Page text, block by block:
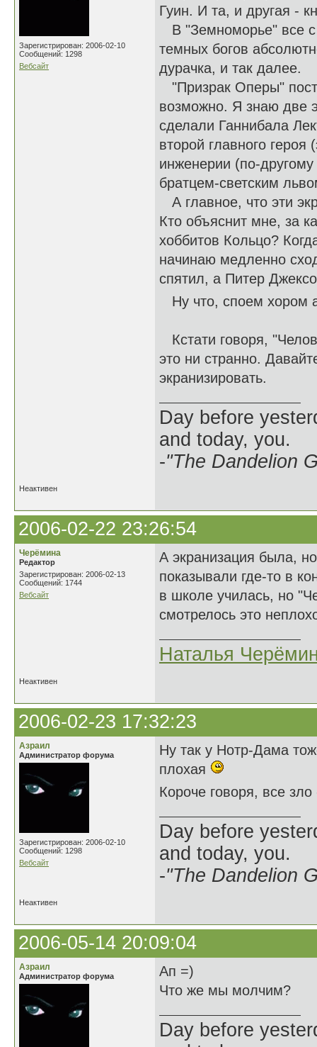
Зарегистрирован: 2006-02-10
Сообщений: 1298
Вебсайт
Гуин. И та, и другая -
В "Земноморье" все с
темных богов
дурачка, и так далее.
"Призрак Оперы"
возможно. Я знаю две
сделали Ганнибала
второй главного
инженерии (по-
братцем-светским
А главное, что эти
Кто объяснит мне, за
хоббитов Кольцо?
начинаю медленно
спятил, а Питер
Ну что, споем хором
Кстати говоря,
это ни странно.
экранизировать.
Day before
and today, you.
-"The Dandelion
Неактивен
2006-02-22 23:26:54
Черёмина
Редактор
Зарегистрирован: 2006-02-13
Сообщений: 1744
Вебсайт
А экранизация была,
показывали где-то в
в школе училась, но
смотрелось это
Наталья
Неактивен
2006-02-23 17:32:23
Азраил
Администратор форума
Зарегистрирован: 2006-02-10
Сообщений: 1298
Вебсайт
Ну так у Нотр-Дама
плохая
Короче говоря, все
Day before
and today, you.
-"The Dandelion
Неактивен
2006-05-14 20:09:04
Азраил
Администратор форума
Ап =)
Что же мы молчим?
Day before